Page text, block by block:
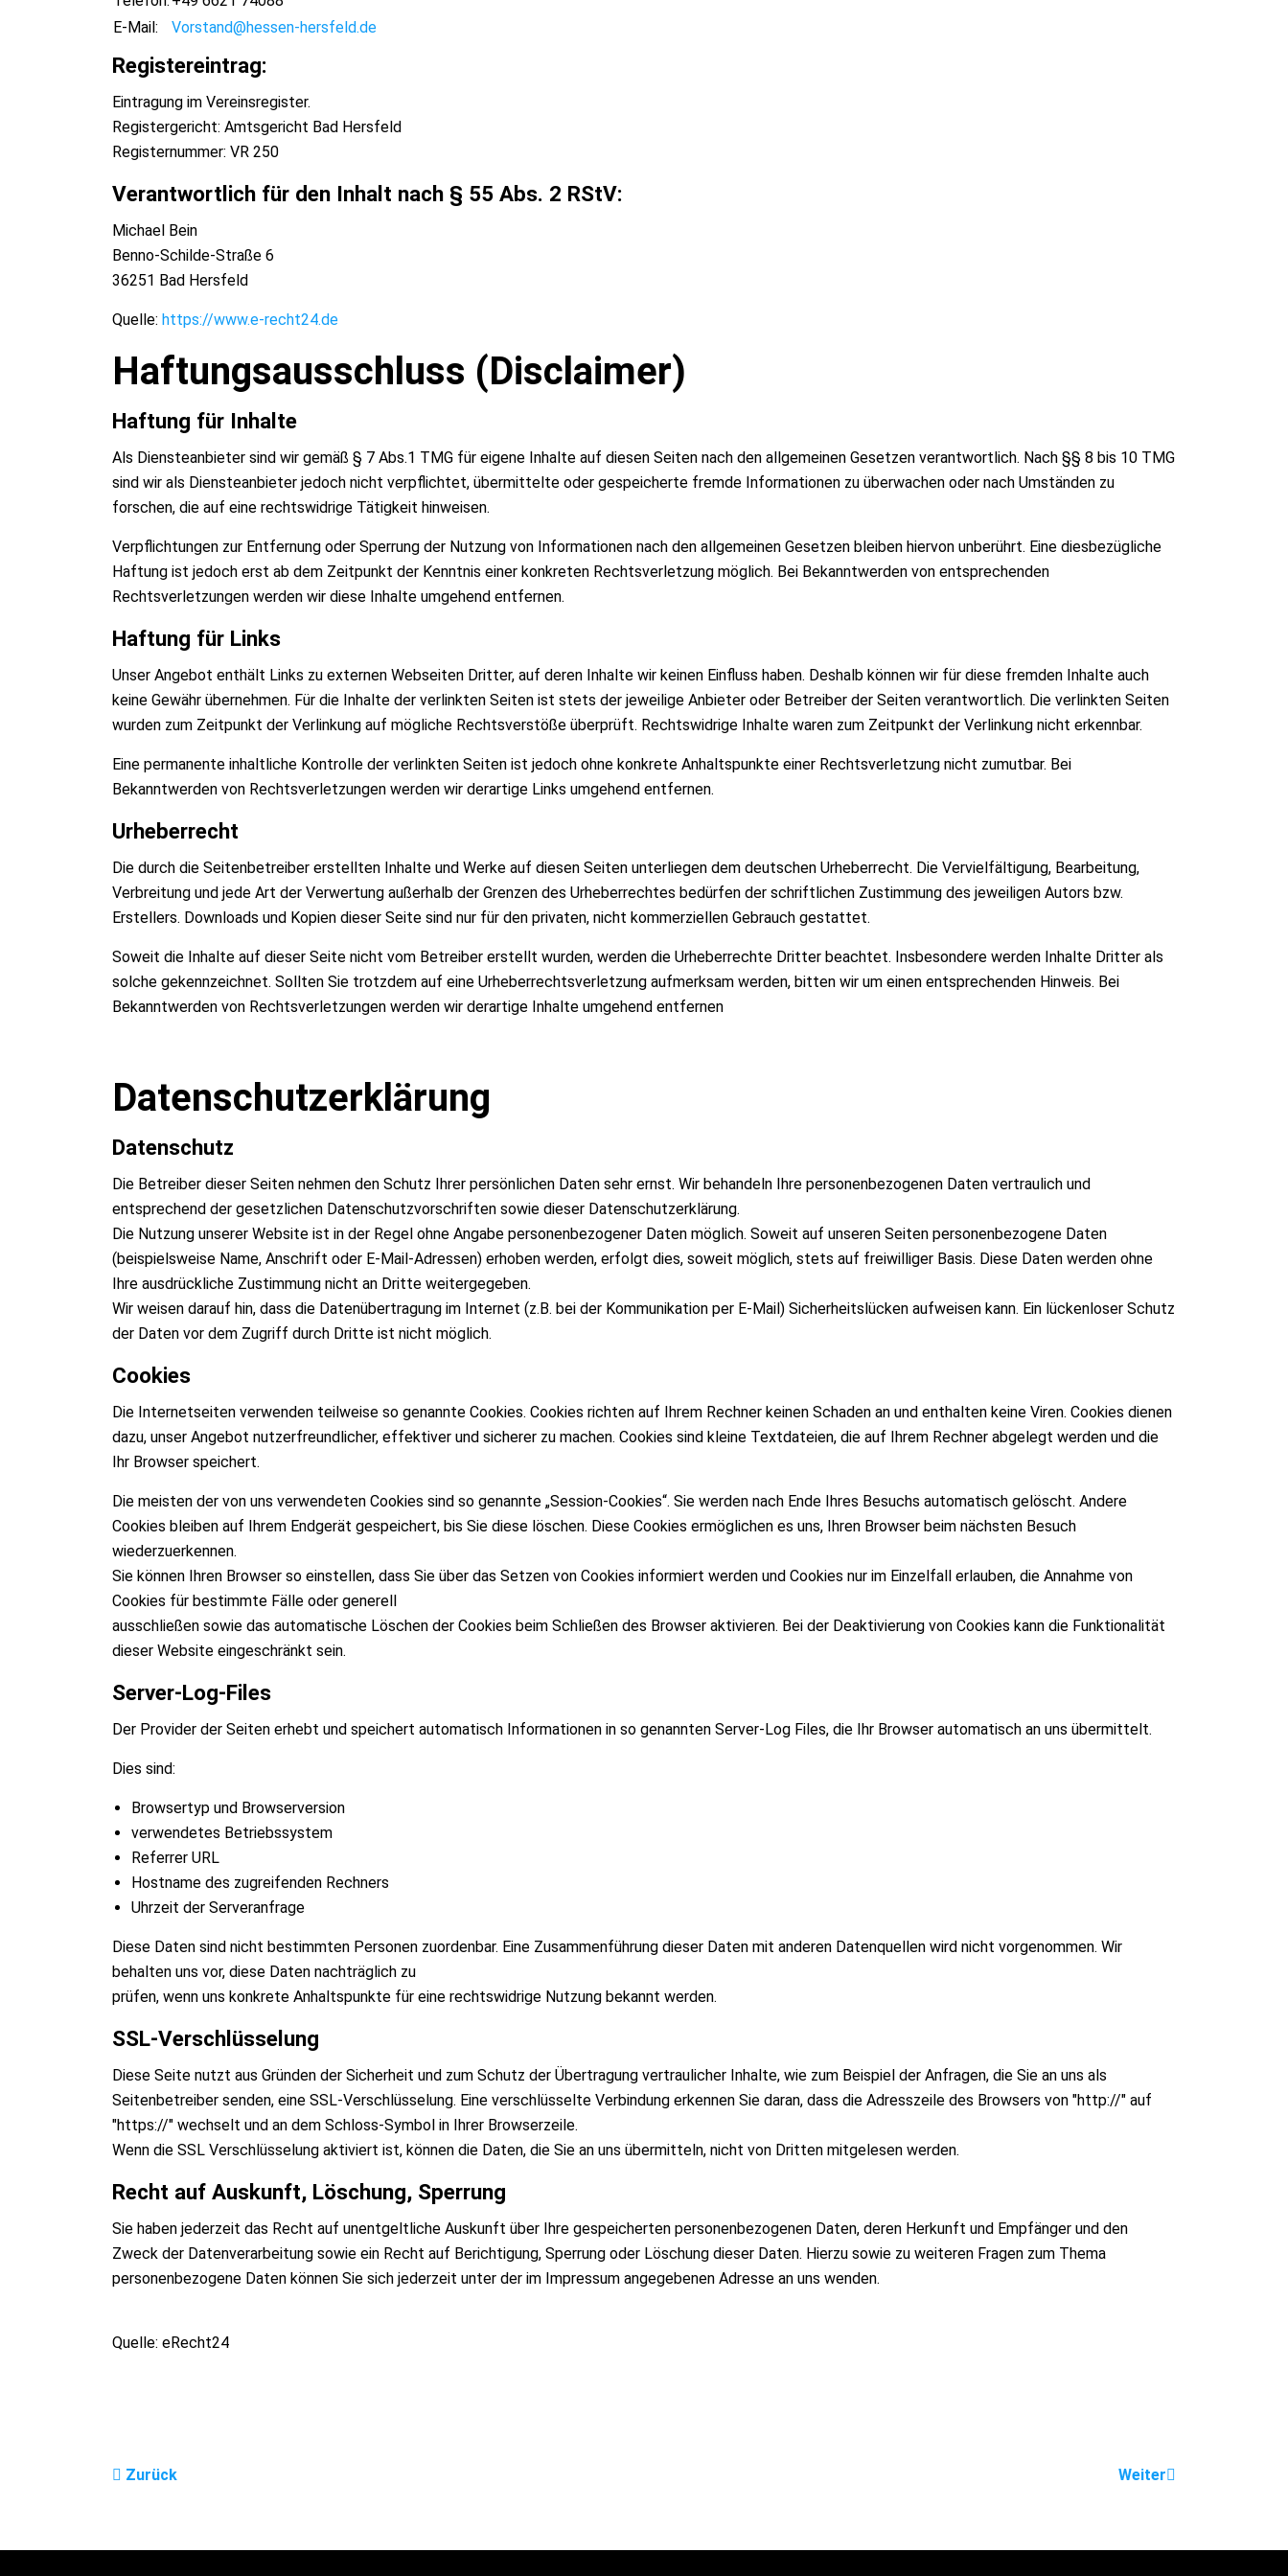
E-Mail:
Vorstand@hessen-hersfeld.de
Registereintrag:
Eintragung im Vereinsregister.
Registergericht: Amtsgericht Bad Hersfeld
Registernummer: VR 250
Verantwortlich für den Inhalt nach § 55 Abs. 2 RStV:
Michael Bein
Benno-Schilde-Straße 6
36251 Bad Hersfeld
Quelle: https://www.e-recht24.de
Haftungsausschluss (Disclaimer)
Haftung für Inhalte
Als Diensteanbieter sind wir gemäß § 7 Abs.1 TMG für eigene Inhalte auf diesen Seiten nach den allgemeinen Gesetzen verantwortlich. Nach §§ 8 bis 10 TMG
sind wir als Diensteanbieter jedoch nicht verpflichtet, übermittelte oder gespeicherte fremde Informationen zu überwachen oder nach Umständen zu
forschen, die auf eine rechtswidrige Tätigkeit hinweisen.
Verpflichtungen zur Entfernung oder Sperrung der Nutzung von Informationen nach den allgemeinen Gesetzen bleiben hiervon unberührt. Eine diesbezügliche
Haftung ist jedoch erst ab dem Zeitpunkt der Kenntnis einer konkreten Rechtsverletzung möglich. Bei Bekanntwerden von entsprechenden
Rechtsverletzungen werden wir diese Inhalte umgehend entfernen.
Haftung für Links
Unser Angebot enthält Links zu externen Webseiten Dritter, auf deren Inhalte wir keinen Einfluss haben. Deshalb können wir für diese fremden Inhalte auch
keine Gewähr übernehmen. Für die Inhalte der verlinkten Seiten ist stets der jeweilige Anbieter oder Betreiber der Seiten verantwortlich. Die verlinkten Seiten
wurden zum Zeitpunkt der Verlinkung auf mögliche Rechtsverstöße überprüft. Rechtswidrige Inhalte waren zum Zeitpunkt der Verlinkung nicht erkennbar.
Eine permanente inhaltliche Kontrolle der verlinkten Seiten ist jedoch ohne konkrete Anhaltspunkte einer Rechtsverletzung nicht zumutbar. Bei
Bekanntwerden von Rechtsverletzungen werden wir derartige Links umgehend entfernen.
Urheberrecht
Die durch die Seitenbetreiber erstellten Inhalte und Werke auf diesen Seiten unterliegen dem deutschen Urheberrecht. Die Vervielfältigung, Bearbeitung,
Verbreitung und jede Art der Verwertung außerhalb der Grenzen des Urheberrechtes bedürfen der schriftlichen Zustimmung des jeweiligen Autors bzw.
Erstellers. Downloads und Kopien dieser Seite sind nur für den privaten, nicht kommerziellen Gebrauch gestattet.
Soweit die Inhalte auf dieser Seite nicht vom Betreiber erstellt wurden, werden die Urheberrechte Dritter beachtet. Insbesondere werden Inhalte Dritter als
solche gekennzeichnet. Sollten Sie trotzdem auf eine Urheberrechtsverletzung aufmerksam werden, bitten wir um einen entsprechenden Hinweis. Bei
Bekanntwerden von Rechtsverletzungen werden wir derartige Inhalte umgehend entfernen
Datenschutzerklärung
Datenschutz
Die Betreiber dieser Seiten nehmen den Schutz Ihrer persönlichen Daten sehr ernst. Wir behandeln Ihre personenbezogenen Daten vertraulich und
entsprechend der gesetzlichen Datenschutzvorschriften sowie dieser Datenschutzerklärung.
Die Nutzung unserer Website ist in der Regel ohne Angabe personenbezogener Daten möglich. Soweit auf unseren Seiten personenbezogene Daten
(beispielsweise Name, Anschrift oder E-Mail-Adressen) erhoben werden, erfolgt dies, soweit möglich, stets auf freiwilliger Basis. Diese Daten werden ohne
Ihre ausdrückliche Zustimmung nicht an Dritte weitergegeben.
Wir weisen darauf hin, dass die Datenübertragung im Internet (z.B. bei der Kommunikation per E-Mail) Sicherheitslücken aufweisen kann. Ein lückenloser Schutz
der Daten vor dem Zugriff durch Dritte ist nicht möglich.
Cookies
Die Internetseiten verwenden teilweise so genannte Cookies. Cookies richten auf Ihrem Rechner keinen Schaden an und enthalten keine Viren. Cookies dienen
dazu, unser Angebot nutzerfreundlicher, effektiver und sicherer zu machen. Cookies sind kleine Textdateien, die auf Ihrem Rechner abgelegt werden und die
Ihr Browser speichert.
Die meisten der von uns verwendeten Cookies sind so genannte „Session-Cookies“. Sie werden nach Ende Ihres Besuchs automatisch gelöscht. Andere
Cookies bleiben auf Ihrem Endgerät gespeichert, bis Sie diese löschen. Diese Cookies ermöglichen es uns, Ihren Browser beim nächsten Besuch
wiederzuerkennen.
Sie können Ihren Browser so einstellen, dass Sie über das Setzen von Cookies informiert werden und Cookies nur im Einzelfall erlauben, die Annahme von
Cookies für bestimmte Fälle oder generell
ausschließen sowie das automatische Löschen der Cookies beim Schließen des Browser aktivieren. Bei der Deaktivierung von Cookies kann die Funktionalität
dieser Website eingeschränkt sein.
Server-Log-Files
Der Provider der Seiten erhebt und speichert automatisch Informationen in so genannten Server-Log Files, die Ihr Browser automatisch an uns übermittelt.
Dies sind:
Browsertyp und Browserversion
verwendetes Betriebssystem
Referrer URL
Hostname des zugreifenden Rechners
Uhrzeit der Serveranfrage
Diese Daten sind nicht bestimmten Personen zuordenbar. Eine Zusammenführung dieser Daten mit anderen Datenquellen wird nicht vorgenommen. Wir
behalten uns vor, diese Daten nachträglich zu
prüfen, wenn uns konkrete Anhaltspunkte für eine rechtswidrige Nutzung bekannt werden.
SSL-Verschlüsselung
Diese Seite nutzt aus Gründen der Sicherheit und zum Schutz der Übertragung vertraulicher Inhalte, wie zum Beispiel der Anfragen, die Sie an uns als
Seitenbetreiber senden, eine SSL-Verschlüsselung. Eine verschlüsselte Verbindung erkennen Sie daran, dass die Adresszeile des Browsers von "http://" auf
"https://" wechselt und an dem Schloss-Symbol in Ihrer Browserzeile.
Wenn die SSL Verschlüsselung aktiviert ist, können die Daten, die Sie an uns übermitteln, nicht von Dritten mitgelesen werden.
Recht auf Auskunft, Löschung, Sperrung
Sie haben jederzeit das Recht auf unentgeltliche Auskunft über Ihre gespeicherten personenbezogenen Daten, deren Herkunft und Empfänger und den
Zweck der Datenverarbeitung sowie ein Recht auf Berichtigung, Sperrung oder Löschung dieser Daten. Hierzu sowie zu weiteren Fragen zum Thema
personenbezogene Daten können Sie sich jederzeit unter der im Impressum angegebenen Adresse an uns wenden.
Quelle: eRecht24
Zurück Weiter